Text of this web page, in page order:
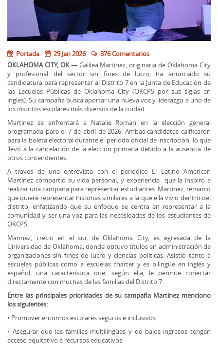
Portada 29 Jan 2026
376 Comentarios
OKLAHOMA CITY, OK —Galilea Martinez, originaria de Oklahoma City
y profesional del sector sin fines de lucro, ha anunciado su
candidatura para representar al Distrito 7 en la Junta de Educación de
las Escuelas Públicas de Oklahoma City (OKCPS por sus siglas en
ingles). Su campaña busca aportar una nueva voz y liderazgo a uno de
los distritos escolares más diversos de la ciudad.
Martinez se enfrentará a Natalie Roman en la elección general
programada para el 7 de abril de 2026. Ambas candidatas calificaron
para la boleta electoral durante el periodo oficial de inscripción, lo que
llevó a la cancelación de la elección primaria debido a la ausencia de
otros contendientes.
A traves de una entrevista con el periodico El Latino American
Martinez compartio su vida personal, y experiencia que la inspiro a
realizar una campana para representar estudiantes. Martinez, remarco
que quiere representar historias similares a la que ella vivio dentro del
distrito, enfatizando que su enfoque se centra en representar a la
comunidad y ser una voz para las necesidades de los estudiantes de
OKCPS.
Marinez, crecio en el sur de Oklahoma City, es egresada de la
Universidad de Oklahoma, donde obtuvo títulos en administración de
organizaciones sin fines de lucro y ciencias políticas. Asistió tanto a
escuelas públicas como a escuelas chárter y es bilingüe en inglés y
español, una característica que, según ella, le permite conectar
directamente con muchas de las familias del Distrito 7.
Entre las principales prioridades de su campaña Martinez menciono
los siguientes:
• Promover entornos escolares seguros e inclusivos
• Asegurar que las familias multilingües y de bajos ingresos tengan
acceso equitativo a recursos educativos